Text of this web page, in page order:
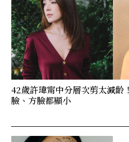
42歲許瑋甯中分層次剪太減齡
臉、方臉都顯小